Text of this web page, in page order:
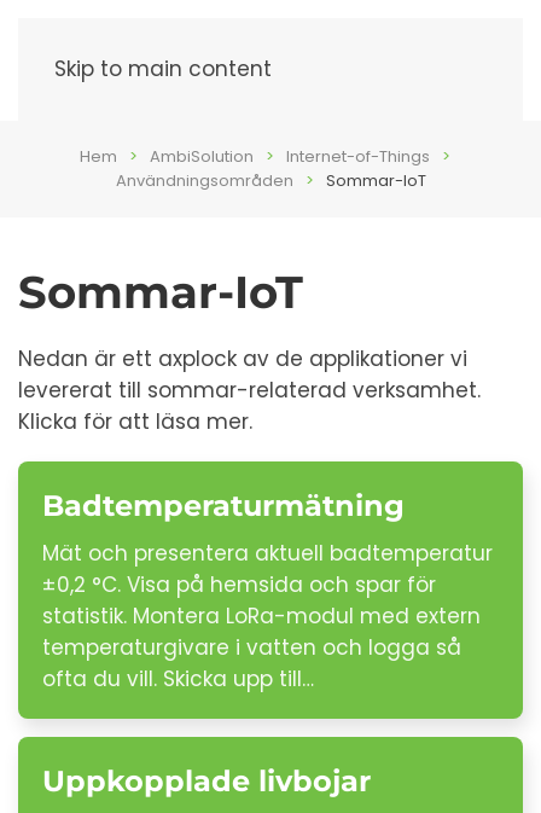
Skip to main content
Hem AmbiSolution
Internet-of-Things
Användningsområden
Sommar-IoT
Sommar-IoT
Nedan är ett axplock av de applikationer vi
levererat till sommar-relaterad verksamhet.
Klicka för att läsa mer.
Badtemperaturmätning
Mät och presentera aktuell badtemperatur
±0,2 °C. Visa på hemsida och spar för
statistik. Montera LoRa-modul med extern
temperaturgivare i vatten och logga så
ofta du vill. Skicka upp till…
Uppkopplade livbojar